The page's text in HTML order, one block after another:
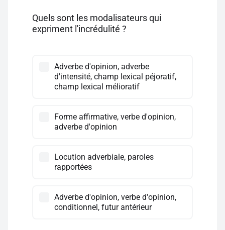
Quels sont les modalisateurs qui
expriment l'incrédulité ?
Adverbe d'opinion, adverbe
d'intensité, champ lexical péjoratif,
champ lexical mélioratif
Forme affirmative, verbe d'opinion,
adverbe d'opinion
Locution adverbiale, paroles
rapportées
Adverbe d'opinion, verbe d'opinion,
conditionnel, futur antérieur